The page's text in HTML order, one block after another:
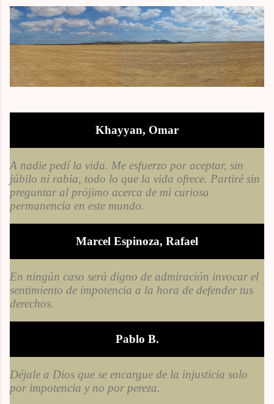
Khayyan, Omar
A nadie pedí la vida. Me esfuerzo por aceptar, sin
júbilo ni rabia, todo lo que la vida ofrece. Partiré sin
preguntar al prójimo acerca de mi curiosa
permanencia en este mundo.
Marcel Espinoza, Rafael
En ningún caso será digno de admiración invocar el
sentimiento de impotencia a la hora de defender tus
derechos.
Pablo B.
Déjale a Dios que se encargue de la injusticia solo
por impotencia y no por pereza.